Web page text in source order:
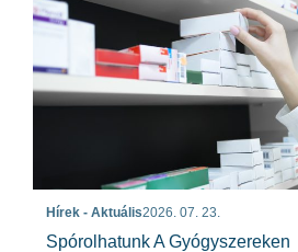
Hírek - Aktuális2026. 07. 23.
Spórolhatunk A Gyógyszereken